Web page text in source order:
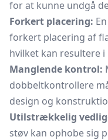
for at kunne undgå
Forkert placering:
forkert placering af
hvilket kan resultere
Manglende kontrol:
dobbeltkontrollere
design og
Utilstrækkelig
støv kan ophobe sig